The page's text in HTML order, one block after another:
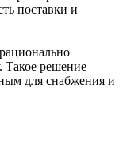
поставки и
Такое решение
для снабжения и